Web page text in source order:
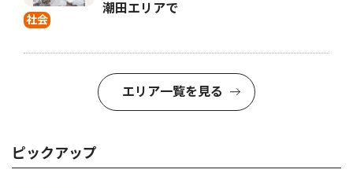
社会
潮田エリアで
エリア一覧を見る
ピックアップ